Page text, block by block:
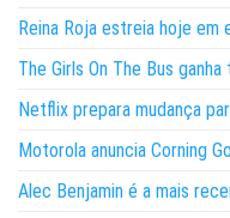
Reina Roja estreia hoje em
The Girls On The Bus
Netflix prepara mudança
Motorola anuncia Corning
Alec Benjamin é a mais